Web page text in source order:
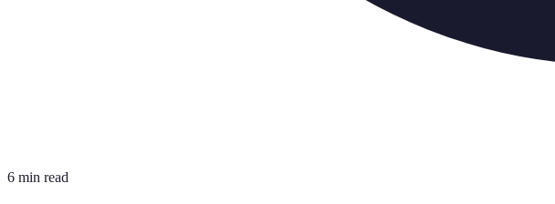
6 min read